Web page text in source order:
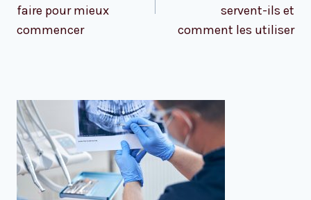
faire pour mieux
commencer
servent-ils et
comment les utiliser